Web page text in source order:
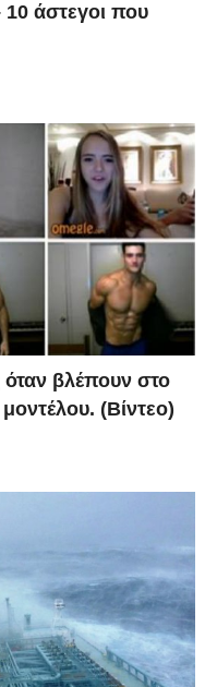
άστεγοι που
όταν βλέπουν στο
(Βίντεο)